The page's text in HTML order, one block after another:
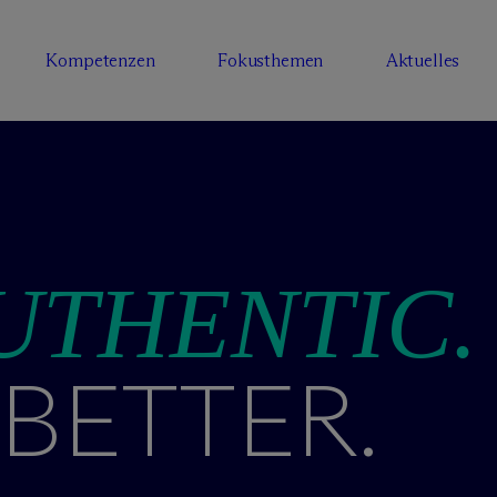
Kompetenzen Fokusthemen Aktuelles